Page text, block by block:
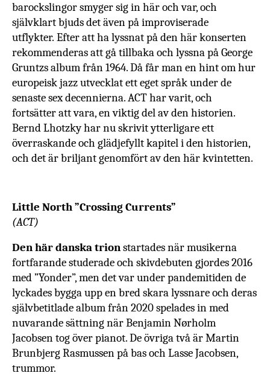
barockslingor smyger sig in här och var, och
självklart bjuds det även på improviserade
utflykter. Efter att ha lyssnat på den här konserten
rekommenderas att gå tillbaka och lyssna påGeorge
Gruntzs album från 1964. Då får man en hint om hur
europeisk jazz utvecklat ett eget språk under de
senaste sex decennierna. ACT har varit, och
fortsätter att vara, en viktig del av den historien.
Bernd Lhotzky har nu skrivit ytterligare ett
överraskande och glädjefyllt kapitel i den historien,
och det är briljant genomfört av den här kvintetten.
Little North ”Crossing Currents”
(ACT)
Den här danska trionstartades när musikerna
fortfarande studerade och skivdebuten gjordes 2016
med ”Yonder”, men det var under pandemitiden de
lyckades bygga upp en bred skara lyssnare och deras
självbetitlade album från 2020 spelades in med
nuvarande sättning när Benjamin Nørholm
Jacobsen tog över pianot. De övriga två är Martin
Brunbjerg Rasmussen på bas och Lasse Jacobsen,
trummor.